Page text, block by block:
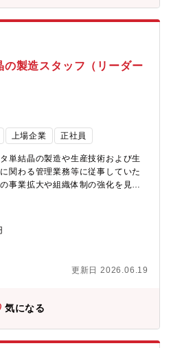
ルにおいては世の中にないものは
うな環境で働くことは、社員個々
貢献できる点で「やりがい」を感
、化学物質管理を含む安全衛生管
同社について】携帯電話やパソコ
置や、がんの診断に使うPET（陽
欠な光学単結晶と呼ばれる素材が
社です。半導体検査装置向けでの
ース市場上場企業です。【本ポジ
、土日祝休みとプライベートも充
あり、成果や貢献度に応じて昇
長を実感しながらキャリアを築け
手当や福利厚生が充実しており、社
、チーム全体で協力し合いながら
の製造スタッフ（リーダー
上場企業 正社員
単結晶の製造や生産技術および生
関わる管理業務等に従事していた
事業拡大や組織体制の強化を見据
務に携わっていただき、チームや
階的にリーダーとしての役割を担
ます。＜具体的には＞下記のいず
す。■単結晶の育成に関わる業務
操作、など）■単結晶の加工に関わ
検査・評価に関わる業務（ノギスや
、レーザ・光学機器を用いた光学
評価、など）■その他関連業務（上
備・ユーティリティー設備などの
更新日 2026.06.19
気になる